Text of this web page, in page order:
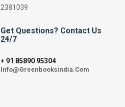
2381039
Get Questions? Contact Us
24/7
+ 91 85890 95304
Info@Greenbooksindia.Com